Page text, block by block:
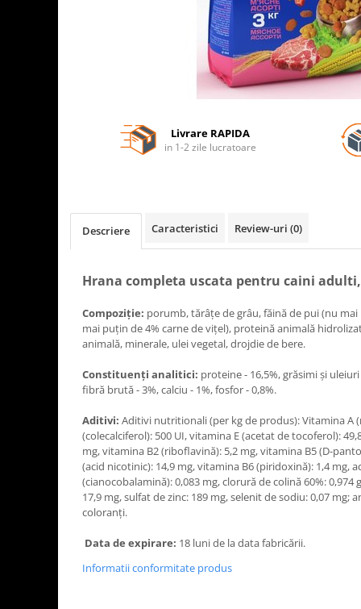
Livrare RAPIDA
in 1-2 zile lucratoare
Descriere Caracteristici Review-uri (0)
Hrana completa uscata pentru caini adulti,
Compoziție: porumb, tărâțe de grâu, făină de pui (nu
mai puțin de 4% carne de vițel), proteină animală
animală, minerale, ulei vegetal, drojdie de bere.
Constituenți analitici: proteine - 16,5%, grăsimi și
fibră brută - 3%, calciu - 1%, fosfor - 0,8%.
Aditivi: Aditivi nutritionali (per kg de produs): Vitamina A
(colecalciferol): 500 UI, vitamina E (acetat de tocoferol):
mg, vitamina B2 (riboflavină): 5,2 mg, vitamina B5 (D-
(acid nicotinic): 14,9 mg, vitamina B6 (piridoxină): 1,4 mg,
(cianocobalamină): 0,083 mg, clorură de colină 60%:
17,9 mg, sulfat de zinc: 189 mg, selenit de sodiu: 0,07 mg;
coloranți.
Data de expirare: 18 luni de la data fabricării.
Informatii conformitate produs